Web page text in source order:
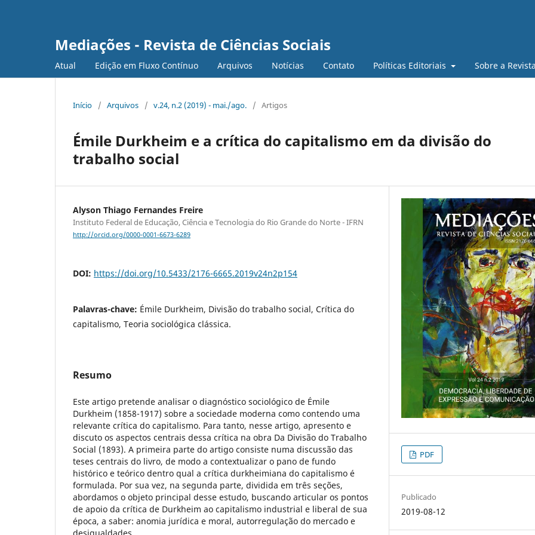
Mediações - Revista de Ciências Sociais
Atual Edição em Fluxo Contínuo Arquivos Notícias Contato Políticas Editoriais Sobre a
Início / Arquivos / v.24, n.2 (2019) - mai./ago. / Artigos
Émile Durkheim e a crítica do capitalismo em da divisão do
trabalho social
Alyson Thiago Fernandes Freire
Instituto Federal de Educação, Ciência e Tecnologia do Rio Grande do Norte - IFRN
http://orcid.org/0000-0001-6673-6289
DOI: https://doi.org/10.5433/2176-6665.2019v24n2p154
Palavras-chave: Émile Durkheim, Divisão do trabalho social, Crítica do
capitalismo, Teoria sociológica clássica.
Resumo
Este artigo pretende analisar o diagnóstico sociológico de Émile
Durkheim (1858-1917) sobre a sociedade moderna como contendo uma
relevante crítica do capitalismo. Para tanto, nesse artigo, apresento e
discuto os aspectos centrais dessa crítica na obra Da Divisão do Trabalho
Social (1893). A primeira parte do artigo consiste numa discussão das
teses centrais do livro, de modo a contextualizar o pano de fundo
histórico e teórico dentro qual a crítica durkheimiana do capitalismo é
formulada. Por sua vez, na segunda parte, dividida em três seções,
abordamos o objeto principal desse estudo, buscando articular os pontos
de apoio da crítica de Durkheim ao capitalismo industrial e liberal de sua
época, a saber: anomia jurídica e moral, autorregulação do mercado e
PDF
Publicado
2019-08-12